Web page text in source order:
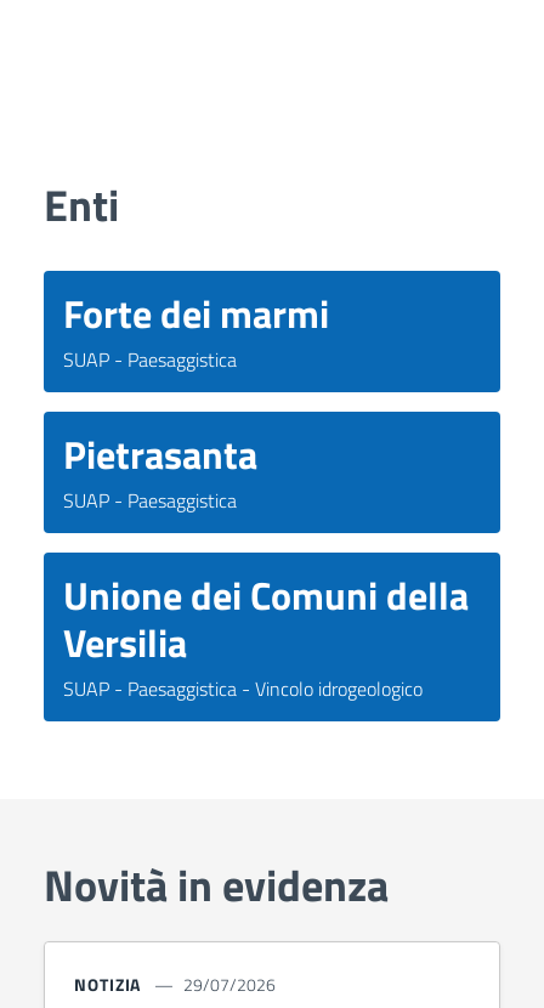
Enti
Forte dei marmi
SUAP - Paesaggistica
Pietrasanta
SUAP - Paesaggistica
Unione dei Comuni della
Versilia
SUAP - Paesaggistica - Vincolo idrogeologico
Novità in evidenza
NOTIZIA 29/07/2026